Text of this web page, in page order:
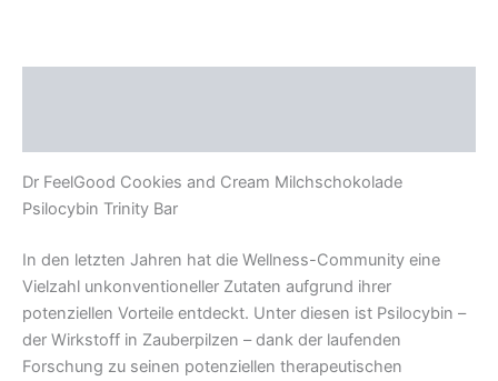
Dr FeelGood Cookies and Cream Milchschokolade
Psilocybin Trinity Bar
In den letzten Jahren hat die Wellness-Community eine
Vielzahl unkonventioneller Zutaten aufgrund ihrer
potenziellen Vorteile entdeckt. Unter diesen ist Psilocybin –
der Wirkstoff in Zauberpilzen – dank der laufenden
Forschung zu seinen potenziellen therapeutischen